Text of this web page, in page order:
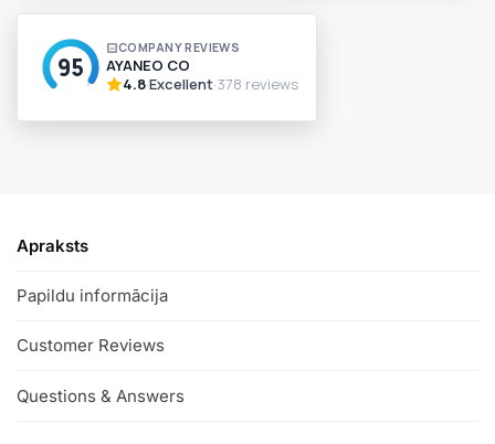
e
Apraksts
Papildu informācija
Customer Reviews
Questions & Answers